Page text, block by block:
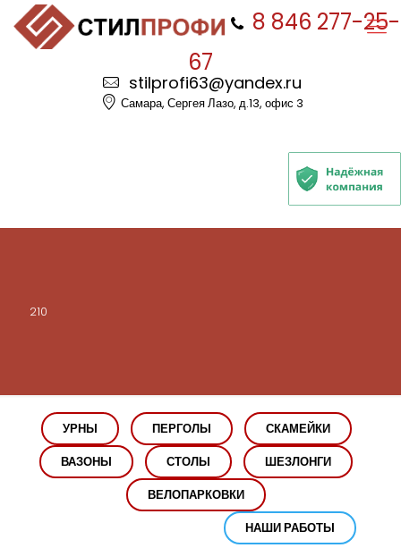
8 846 277-25-
67
stilprofi63@yandex.ru
Самара, Сергея Лазо, д.13, офис 3
210
УРНЫ ПЕРГОЛЫ
СКАМЕЙКИ
ВАЗОНЫ
СТОЛЫ
ШЕЗЛОНГИ
ВЕЛОПАРКОВКИ
НАШИ РАБОТЫ